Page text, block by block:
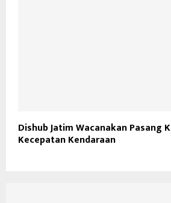
Dishub Jatim Wacanakan Pasang
Kecepatan Kendaraan